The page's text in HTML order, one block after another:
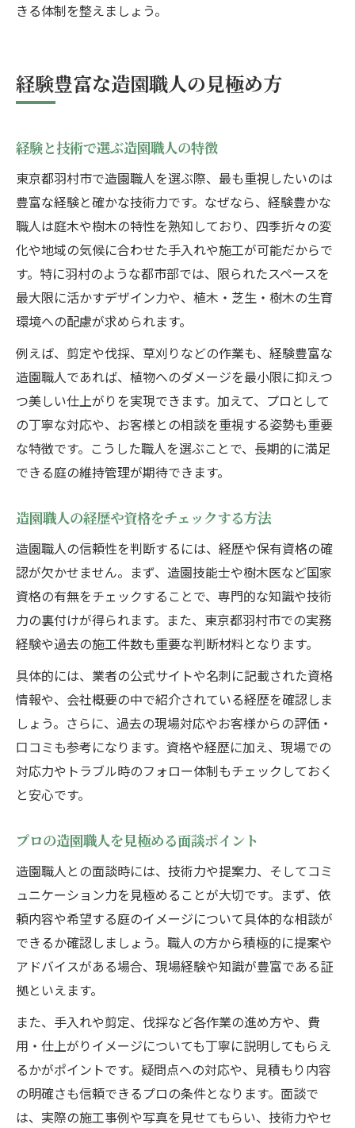
きる体制を整えましょう。
経験豊富な造園職人の見極め方
経験と技術で選ぶ造園職人の特徴
東京都羽村市で造園職人を選ぶ際、最も重視したいのは
豊富な経験と確かな技術力です。なぜなら、経験豊かな
職人は庭木や樹木の特性を熟知しており、四季折々の変
化や地域の気候に合わせた手入れや施工が可能だからで
す。特に羽村のような都市部では、限られたスペースを
最大限に活かすデザイン力や、植木・芝生・樹木の生育
環境への配慮が求められます。
例えば、剪定や伐採、草刈りなどの作業も、経験豊富な
造園職人であれば、植物へのダメージを最小限に抑えつ
つ美しい仕上がりを実現できます。加えて、プロとして
の丁寧な対応や、お客様との相談を重視する姿勢も重要
な特徴です。こうした職人を選ぶことで、長期的に満足
できる庭の維持管理が期待できます。
造園職人の経歴や資格をチェックする方法
造園職人の信頼性を判断するには、経歴や保有資格の確
認が欠かせません。まず、造園技能士や樹木医など国家
資格の有無をチェックすることで、専門的な知識や技術
力の裏付けが得られます。また、東京都羽村市での実務
経験や過去の施工件数も重要な判断材料となります。
具体的には、業者の公式サイトや名刺に記載された資格
情報や、会社概要の中で紹介されている経歴を確認しま
しょう。さらに、過去の現場対応やお客様からの評価・
口コミも参考になります。資格や経歴に加え、現場での
対応力やトラブル時のフォロー体制もチェックしておく
と安心です。
プロの造園職人を見極める面談ポイント
造園職人との面談時には、技術力や提案力、そしてコミ
ュニケーション力を見極めることが大切です。まず、依
頼内容や希望する庭のイメージについて具体的な相談が
できるか確認しましょう。職人の方から積極的に提案や
アドバイスがある場合、現場経験や知識が豊富である証
拠といえます。
また、手入れや剪定、伐採など各作業の進め方や、費
用・仕上がりイメージについても丁寧に説明してもらえ
るかがポイントです。疑問点への対応や、見積もり内容
の明確さも信頼できるプロの条件となります。面談で
は、実際の施工事例や写真を見せてもらい、技術力やセ